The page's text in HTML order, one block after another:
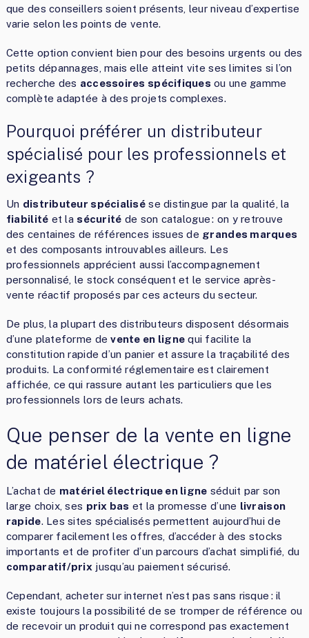
que des conseillers soient présents, leur niveau d’expertise
varie selon les points de vente.
Cette option convient bien pour des besoins urgents ou des
petits dépannages, mais elle atteint vite ses limites si l’on
recherche des accessoires spécifiques ou une gamme
complète adaptée à des projets complexes.
Pourquoi préférer un distributeur
spécialisé pour les professionnels et
exigeants ?
Un distributeur spécialisése distingue par la qualité, la
fiabilité et la sécurité de son catalogue : on y retrouve
des centaines de références issues de grandes marques
et des composants introuvables ailleurs. Les
professionnels apprécient aussi l’accompagnement
personnalisé, le stock conséquent et le service après-
vente réactif proposés par ces acteurs du secteur.
De plus, la plupart des distributeurs disposent désormais
d’une plateforme devente en ligne qui facilite la
constitution rapide d’un panier et assure la traçabilité des
produits. La conformité réglementaire est clairement
affichée, ce qui rassure autant les particuliers que les
professionnels lors de leurs achats.
Que penser de la vente en ligne
de matériel électrique ?
L’achat de matériel électrique en ligne séduit par son
large choix, ses prix bas et la promesse d’une livraison
rapide. Les sites spécialisés permettent aujourd’hui de
comparer facilement les offres, d’accéder à des stocks
importants et de profiter d’un parcours d’achat simplifié, du
comparatif/prix jusqu’au paiement sécurisé.
Cependant, acheter sur internet n’est pas sans risque : il
existe toujours la possibilité de se tromper de référence ou
de recevoir un produit qui ne correspond pas exactement